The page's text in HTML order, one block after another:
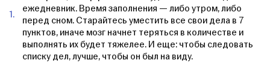
ежедневник. Время заполнения — либо утром, либо
перед сном. Старайтесь уместить все свои дела в 7
пунктов, иначе мозг начнет теряться в количестве и
выполнять их будет тяжелее. И еще: чтобы следовать
списку дел, лучше, чтобы он был на виду.